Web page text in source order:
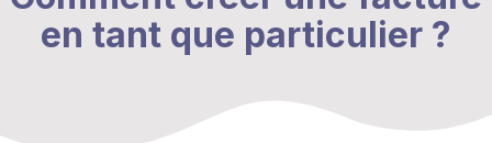
en tant que particulier ?